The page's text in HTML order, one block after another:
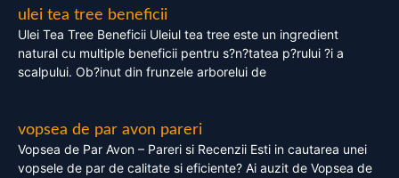
ulei tea tree beneficii
Ulei Tea Tree Beneficii Uleiul tea tree este un ingredient
natural cu multiple beneficii pentru s?n?tatea p?rului ?i a
scalpului. Ob?inut din frunzele arborelui de
vopsea de par avon pareri
Vopsea de Par Avon – Pareri si Recenzii Esti in cautarea unei
vopsele de par de calitate si eficiente? Ai auzit de Vopsea de